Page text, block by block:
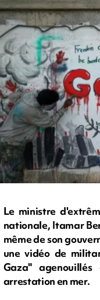
Le ministre
nationale, Itamar
même de son
une vidéo de
Gaza"
arrestation en mer.